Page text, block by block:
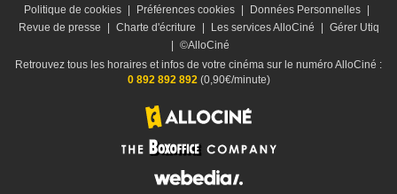
Politique de cookies
Préférences cookies Données Personnelles
Revue de presse
Charte d'écriture Les services AlloCiné
Gérer Utiq
©AlloCiné
Retrouvez tous les horaires et infos de votre cinéma sur le numéro AlloCiné :
0 892 892 892(0,90€/minute)